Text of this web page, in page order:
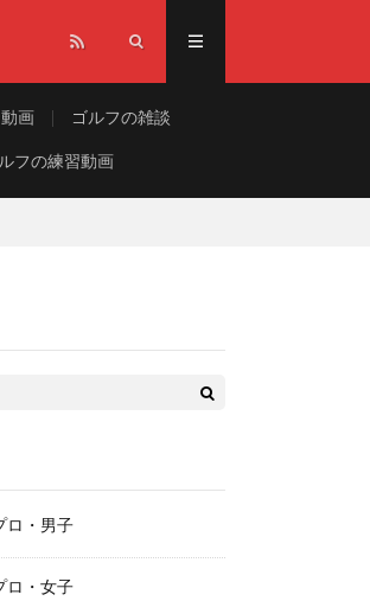
画 ゴルフの雑談
フの練習動画
ロ・男子
ロ・女子